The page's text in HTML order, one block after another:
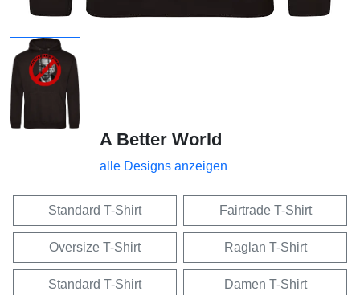
A Better World
alle Designs anzeigen
Standard T-Shirt Fairtrade T-Shirt
Oversize T-Shirt Raglan T-Shirt
Standard T-Shirt
Damen T-Shirt